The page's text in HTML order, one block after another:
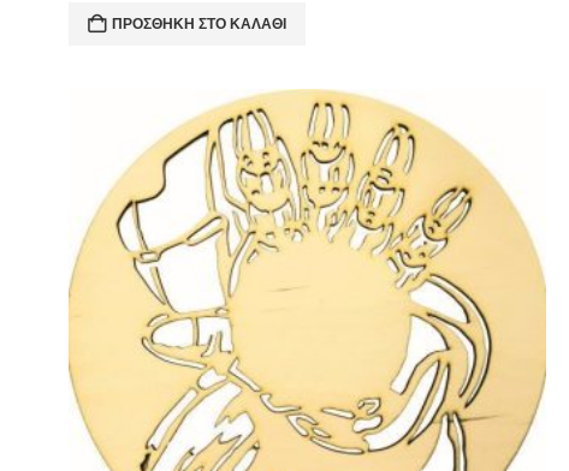
ΠΡΟΣΘΉΚΗ ΣΤΟ ΚΑΛΆΘΙ